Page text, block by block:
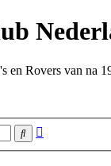
en Rovers van na
Zoek